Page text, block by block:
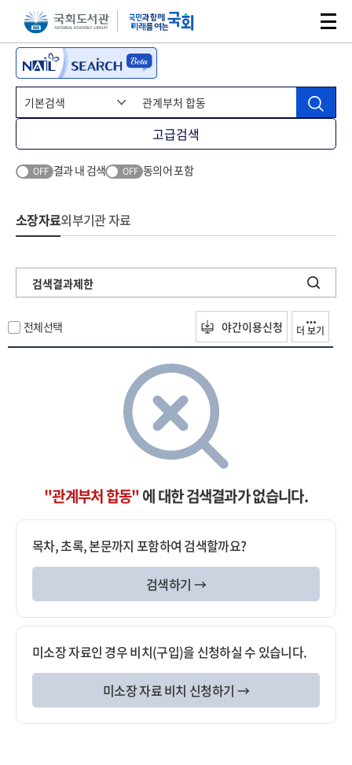
본문 바로가기주메뉴 바로가기
고급검색
OFF 결과 내 검색 OFF 동의어 포함
소장자료외부기관 자료
검색결과제한
전체선택 야간이용신청 더 보기
"관계부처 합동"에 대한 검색결과가 없습니다.
목차, 초록, 본문까지 포함하여 검색할까요?
검색하기 →
미소장 자료인 경우 비치(구입)을 신청하실 수 있습니다.
미소장 자료 비치 신청하기 →